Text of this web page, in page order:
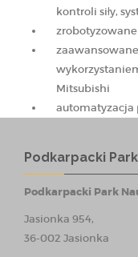
kontroli siły,
Mitsubishi
automatyzacja
Podkarpacki
Podkarpacki Park
Jasionka 954,
36-002 Jasionka